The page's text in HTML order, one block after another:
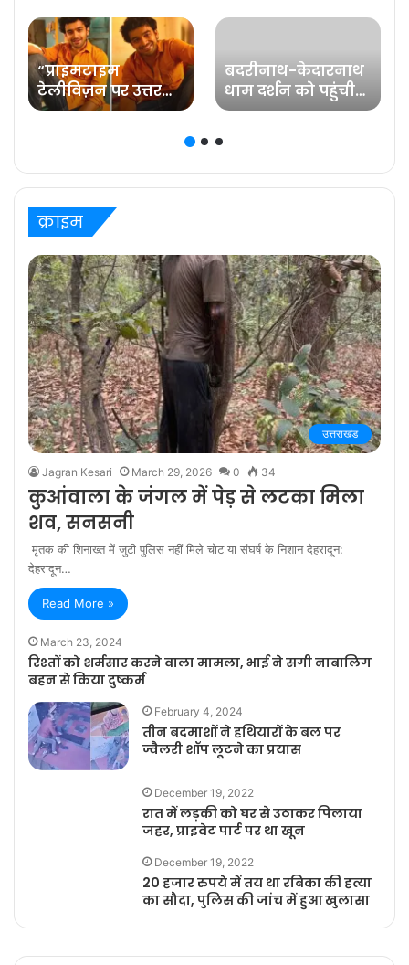
“प्राइमटाइम
टेलीविज़न पर उत्तर
प्रदेश का प्रतिनिधित्व
प्रविष्ट मिश्रा, कलर्स के
‘बरेली के बच्चन’ में
बदरीनाथ-केदारनाथ
धाम दर्शन को पहुंची
प्रसिद्ध फिल्म
क्राइम
उत्तराखंड
Jagran Kesari March 29, 2026 0 34
कुआंवाला के जंगल में पेड़ से लटका मिला
शव, सनसनी
मृतक की शिनाख्त में जुटी पुलिस नहीं मिले चोट या संघर्ष के निशान देहरादून:
देहरादून…
Read More »
March 23, 2024
रिश्तों को शर्मसार करने वाला मामला, भाई ने सगी नाबालिग
बहन से किया दुष्कर्म
February 4, 2024
तीन बदमाशों ने हथियारों के बल पर
ज्वैलरी शॉप लूटने का प्रयास
December 19, 2022
रात में लड़की को घर से उठाकर पिलाया
जहर, प्राइवेट पार्ट पर था खून
December 19, 2022
20 हजार रुपये में तय था रबिका की हत्या
का सौदा, पुलिस की जांच में हुआ खुलासा